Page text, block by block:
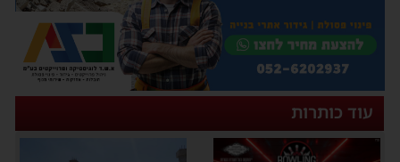
עוד כותרות